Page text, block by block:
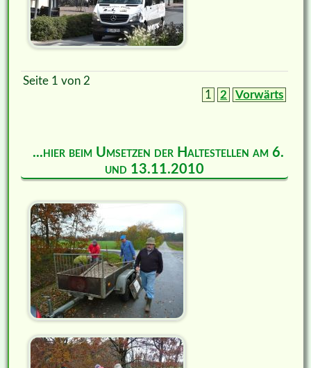
Seite 1 von 2
1
2 Vorwärts
...hier beim Umsetzen der Haltestellen am 6.
und 13.11.2010